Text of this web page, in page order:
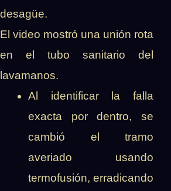
desagüe.
El video mostró una unión rota
en el tubo sanitario del
lavamanos.
Al identificar la falla
exacta por dentro, se
cambió el tramo
averiado usando
termofusión, erradicando